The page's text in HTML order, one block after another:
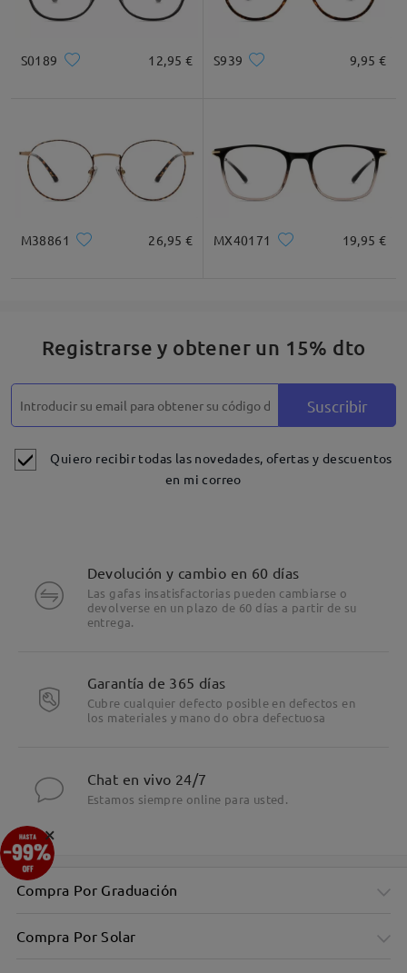
S0189 12,95 € S939 9,95 €
M38861 26,95 € MX40171 19,95 €
Registrarse y obtener un 15% dto
Suscribir
Quiero recibir todas las novedades, ofertas y descuentos
en mi correo
Devolución y cambio en 60 días
Las gafas insatisfactorias pueden cambiarse o
devolverse en un plazo de 60 días a partir de su
entrega.
Garantía de 365 días
Cubre cualquier defecto posible en defectos en
los materiales y mano do obra defectuosa
Chat en vivo 24/7
Estamos siempre online para usted.
Compra Por Graduación
Compra Por Solar
×